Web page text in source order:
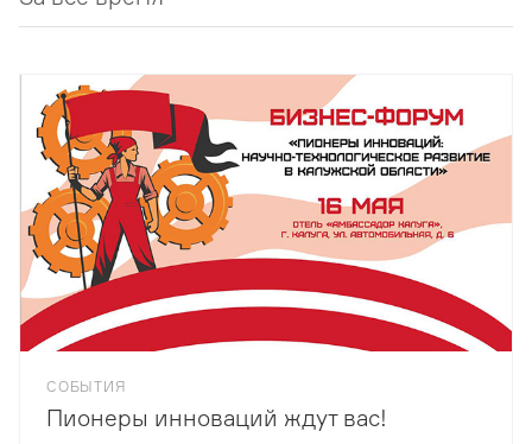
СОБЫТИЯ
Пионеры инноваций ждут вас!